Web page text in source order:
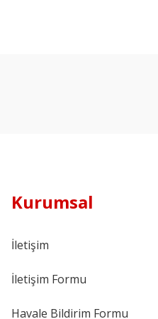
Kurumsal
İletişim
İletişim Formu
Havale Bildirim Formu